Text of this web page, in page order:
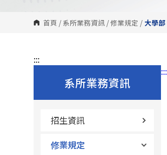
首頁 / 系所業務資訊 /修業規定 / 大學部
:::
系所業務資訊
招生資訊
修業規定
:::